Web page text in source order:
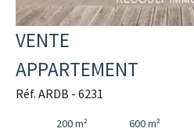
VENTE
APPARTEMENT
Réf. ARDB - 6231
200 m² 600 m²